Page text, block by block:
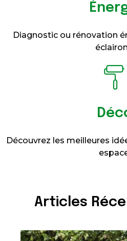
Diagnostic ou rénovation
Découvrez les meilleures
Articles